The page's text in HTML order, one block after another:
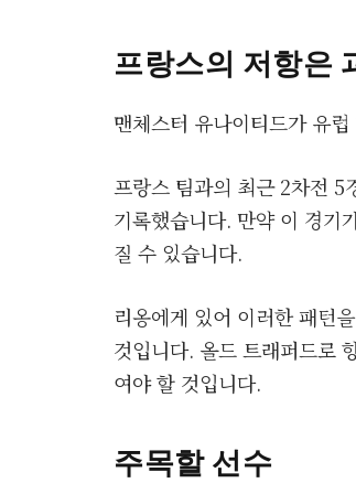
프랑스의 저항은
맨체스터 유나이티드가 유
프랑스 팀과의 최근 2차전
기록했습니다. 만약 이 경기
질 수 있습니다.
리옹에게 있어 이러한 패턴
것입니다. 올드 트래퍼드로
여야 할 것입니다.
주목할 선수